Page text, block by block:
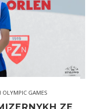
OLYMPIC GAMES